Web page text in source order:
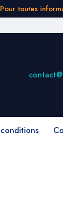
Pour toutes